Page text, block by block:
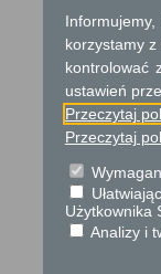
korzystamy
kontrolować
ustawień
Przeczytaj
Przeczytaj
Użytkownika
Analizy i